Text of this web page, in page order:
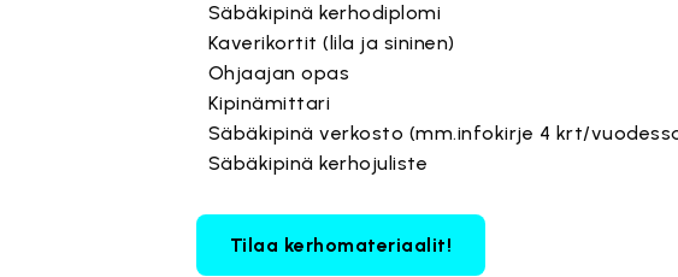
Säbäkipinä kerhodiplomi
Kaverikortit (lila ja sininen)
Ohjaajan opas
Kipinämittari
Säbäkipinä verkosto (mm.infokirje 4 krt/
Säbäkipinä kerhojuliste
Tilaa kerhomateriaalit!